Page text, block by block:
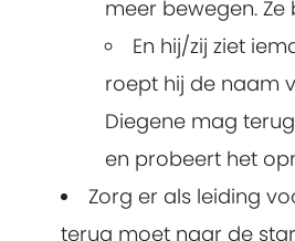
meer bewegen. Ze
En hij/zij ziet
roept hij de naam
Diegene mag
en probeert het
Zorg er als leiding
terug moet naar de